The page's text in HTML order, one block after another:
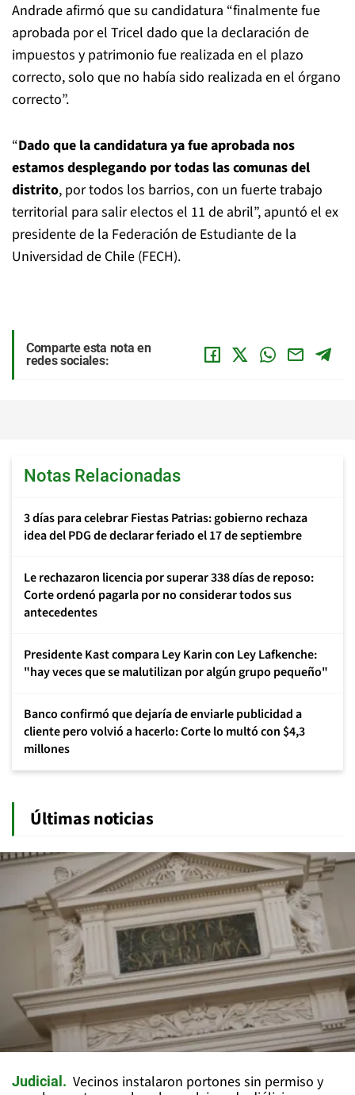
Andrade afirmó que su candidatura “finalmente fue
aprobada por el Tricel dado que la declaración de
impuestos y patrimonio fue realizada en el plazo
correcto, solo que no había sido realizada en el órgano
correcto”.
“Dado que la candidatura ya fue aprobada nos
estamos desplegando por todas las comunas del
distrito, por todos los barrios, con un fuerte trabajo
territorial para salir electos el 11 de abril”, apuntó el ex
presidente de la Federación de Estudiante de la
Universidad de Chile (FECH).
Comparte esta nota en
redes sociales:
Notas Relacionadas
3 días para celebrar Fiestas Patrias: gobierno rechaza
idea del PDG de declarar feriado el 17 de septiembre
Le rechazaron licencia por superar 338 días de reposo:
Corte ordenó pagarla por no considerar todos sus
antecedentes
Presidente Kast compara Ley Karin con Ley Lafkenche:
"hay veces que se malutilizan por algún grupo pequeño"
Banco confirmó que dejaría de enviarle publicidad a
cliente pero volvió a hacerlo: Corte lo multó con $4,3
millones
Últimas noticias
Judicial
Vecinos instalaron portones sin permiso y